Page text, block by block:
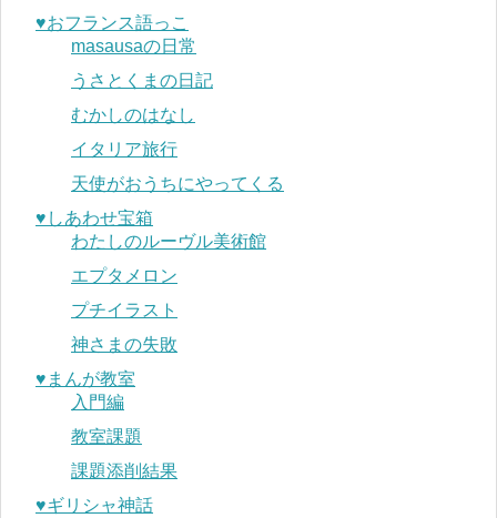
♥︎おフランス語っこ
masausaの日常
うさとくまの日記
むかしのはなし
イタリア旅行
天使がおうちにやってくる
♥︎しあわせ宝箱
わたしのルーヴル美術館
エプタメロン
プチイラスト
神さまの失敗
♥︎まんが教室
入門編
教室課題
課題添削結果
♥︎ギリシャ神話